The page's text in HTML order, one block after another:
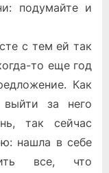
подумайте и
с тем ей так
то еще год
Как
за него
так сейчас
нашла в себе
все, что